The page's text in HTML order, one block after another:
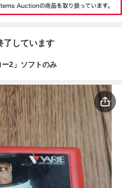
了しています
ー2」ソフトのみ